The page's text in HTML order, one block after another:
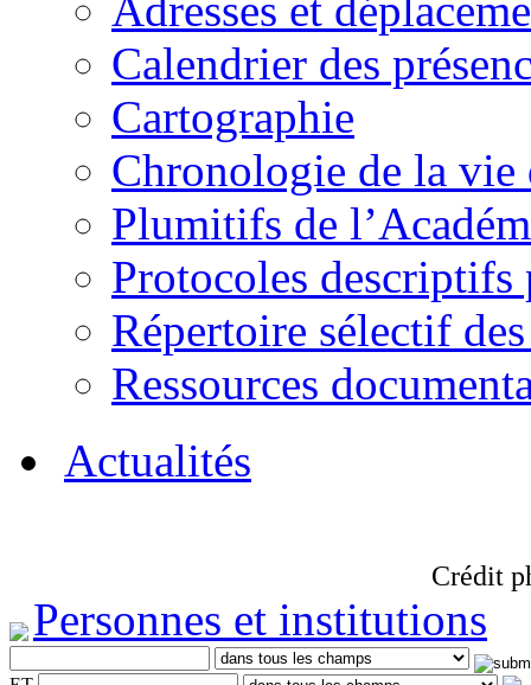
Adresses et
Calendrier des
Cartographie
Chronologie de la vie
Plumitifs de
Protocoles descriptifs
Répertoire sélectif
Ressources
Actualités
Crédit
Personnes et institutions